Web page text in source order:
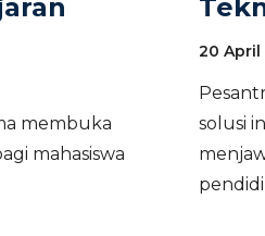
membuka
mahasiswa
20 April
solusi